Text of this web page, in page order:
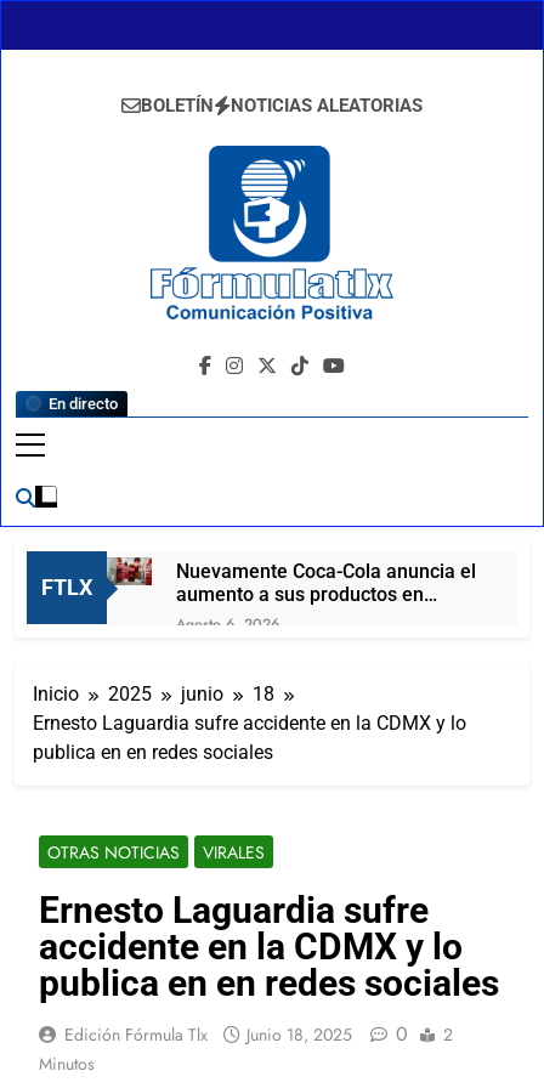
BOLETÍN NOTICIAS ALEATORIAS
En directo
FormulaTlx
Comunicación Positiva
FTLX
Nuevamente Coca-Cola anuncia el
aumento a sus productos en
México
Agosto 6, 2026
en Sinaloa
Agosto 6, 2026
En Tailandia un futbolista muere
tras ser alcanzado por un rayo
acusado por la muerte de la
periodista Roxana Guzmán
Agosto 6, 2026
Secretaría de Seguridad y Fiscalía
destacan resultados contra la
delincuencia; bajan delitos de alto
impacto
Agosto 5, 2026
Denuncian operación con servidores
públicos para favorecer a Alfonso
Morena
Agosto 5, 2026
Ana Lilia Rivera encabeza el mapa
Inicio 2025 junio
18
Ernesto Laguardia sufre accidente en la CDMX y lo
publica en en redes sociales
OTRAS NOTICIAS VIRALES
Ernesto Laguardia sufre
accidente en la CDMX y lo
publica en en redes sociales
Edición Fórmula Tlx Junio 18, 2025 0
2
Minutos